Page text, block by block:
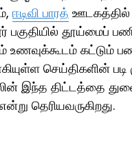
ஈடிவி பாரத்
பகுதியில் தூய்மைப்
உணவுக்கூடம் கட்டும்
செய்திகளின்
இந்த திட்டத்தை
தெரியவருகிறது.